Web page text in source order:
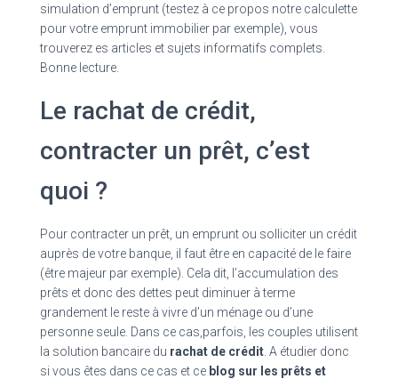
simulation d’emprunt (testez à ce propos notre calculette
pour votre emprunt immobilier par exemple), vous
trouverez es articles et sujets informatifs complets.
Bonne lecture.
Le rachat de crédit,
contracter un prêt, c’est
quoi ?
Pour contracter un prêt, un emprunt ou solliciter un crédit
auprès de votre banque, il faut être en capacité de le faire
(être majeur par exemple). Cela dit, l’accumulation des
prêts et donc des dettes peut diminuer à terme
grandement le reste à vivre d’un ménage ou d’une
personne seule. Dans ce cas,parfois, les couples utilisent
la solution bancaire du rachat de crédit . A étudier donc
si vous êtes dans ce cas et ce blog sur les prêts et